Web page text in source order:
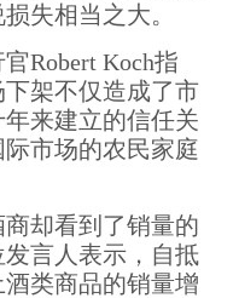
失相当之大。
Robert Koch指
架不仅造成了市
来建立的信任关
市场的农民家庭
却看到了销量的
言人表示，自抵
类商品的销量增